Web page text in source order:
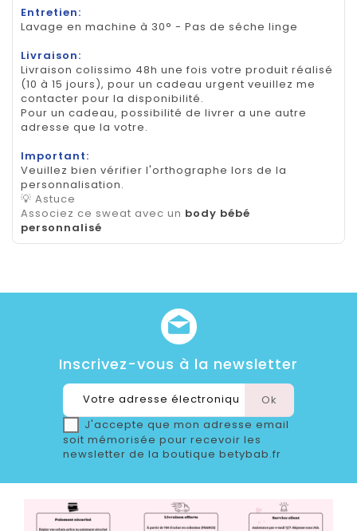
Entretien:
Lavage en machine à 30° - Pas de séche linge
Livraison:
Livraison colissimo 48h une fois votre produit réalisé
(10 à 15 jours), pour un cadeau urgent veuillez me
contacter pour la disponibilité.
Pour un cadeau, possibilité de livrer a une autre
adresse que la votre.
Important:
Veuillez bien vérifier l'orthographe lors de la
personnalisation.
💡 Astuce
Associez ce sweat avec un body bébé
personnalisé
Inscrivez-vous à la newsletter
J'accepte que mon adresse email
soit mémorisée pour recevoir les
newsletter de la boutique betybab.fr